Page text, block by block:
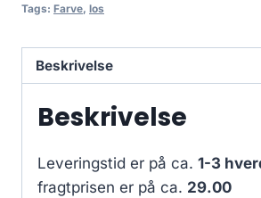
Tags: Farve, los
Beskrivelse
Beskrivelse
Leveringstid er på ca. 1-3
fragtprisen er på ca. 29.00